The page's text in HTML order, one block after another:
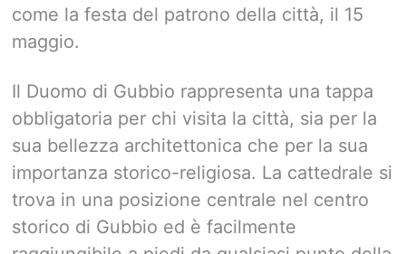
come la festa del patrono della città, il 15
maggio.
Il Duomo di Gubbio rappresenta una tappa
obbligatoria per chi visita la città, sia per la
sua bellezza architettonica che per la sua
importanza storico-religiosa. La cattedrale si
trova in una posizione centrale nel centro
storico di Gubbio ed è facilmente